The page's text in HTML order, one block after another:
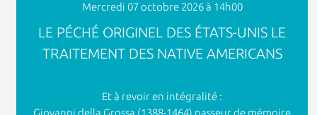
Mercredi 07 octobre 2026 à 14h00
LE PÉCHÉ ORIGINEL DES ÉTATS-UNIS LE
TRAITEMENT DES NATIVE AMERICANS
Et à revoir en intégralité :
Giovanni della Grossa (1388-1464) passeur de mémoire